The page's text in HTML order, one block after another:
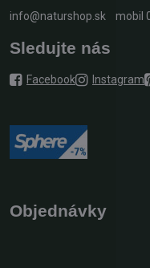
info@naturshop.sk mobil
Sledujte nás
Facebook Instagram
Objednávky